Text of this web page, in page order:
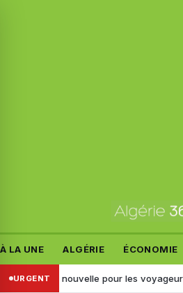
À LA UNE ALGÉRIE ÉCONOMIE
URGENT
nouvelle pour les voyageurs : Air